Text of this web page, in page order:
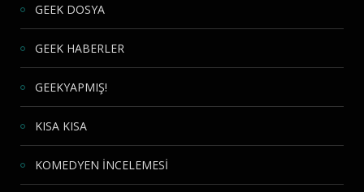
GEEK DOSYA
GEEK HABERLER
GEEKYAPMIŞ!
KISA KISA
KOMEDYEN İNCELEMESİ